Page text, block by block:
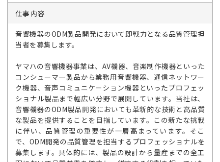
仕事内容
音響機器のODM製品開発において即戦力となる品質管理担
当者を募集します。
ヤマハの音響機器事業は、AV機器、音楽制作機器といった
コンシューマー製品から業務用音響機器、通信ネットワー
ク機器、音声コミュニケーション機器といったプロフェッ
ショナル製品まで幅広い分野で展開しています。当社は、
音響機器のODM製品開発においても革新的な技術と高品質
な製品を提供することを目指しています。この新たな挑戦
に伴い、品質管理の重要性が一層高まっています。そこ
で、ODM開発の品質管理を担当するプロフェッショナルを
募集します。具体的には、製品の設計から量産までの全工